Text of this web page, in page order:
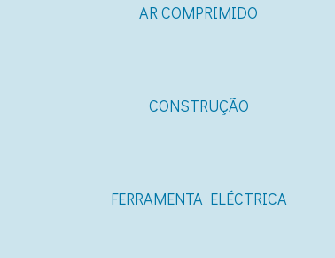
AR COMPRIMIDO
CONSTRUÇÃO
FERRAMENTA ELÉCTRICA